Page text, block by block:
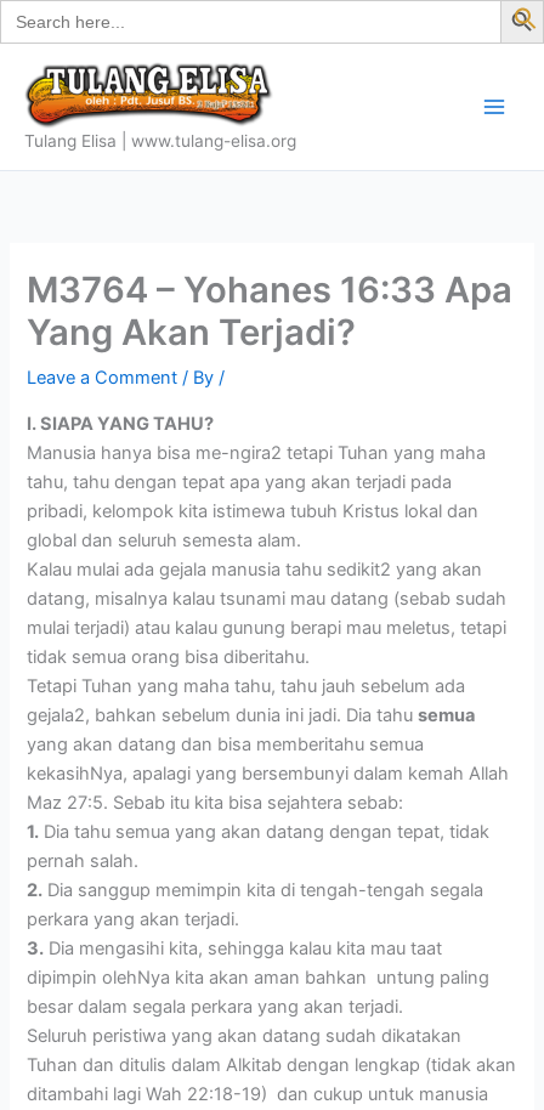
Search
for:
Skip
to
content
Tulang Elisa | www.tulang-elisa.org
M3764 – Yohanes 16:33 Apa
Yang Akan Terjadi?
Leave a Comment / By/
I. SIAPA YANG TAHU?
Manusia hanya bisa me-ngira2 tetapi Tuhan yang maha
tahu, tahu dengan tepat apa yang akan terjadi pada
pribadi, kelompok kita istimewa tubuh Kristus lokal dan
global dan seluruh semesta alam.
Kalau mulai ada gejala manusia tahu sedikit2 yang akan
datang, misalnya kalau tsunami mau datang (sebab sudah
mulai terjadi) atau kalau gunung berapi mau meletus, tetapi
tidak semua orang bisa diberitahu.
Tetapi Tuhan yang maha tahu, tahu jauh sebelum ada
gejala2, bahkan sebelum dunia ini jadi. Dia tahusemua
yang akan datang dan bisa memberitahu semua
kekasihNya, apalagi yang bersembunyi dalam kemah Allah
Maz 27:5. Sebab itu kita bisa sejahtera sebab:
1. Dia tahu semua yang akan datang dengan tepat, tidak
pernah salah.
2. Dia sanggup memimpin kita di tengah-tengah segala
perkara yang akan terjadi.
3. Dia mengasihi kita, sehingga kalau kita mau taat
dipimpin olehNya kita akan aman bahkan untung paling
besar dalam segala perkara yang akan terjadi.
Seluruh peristiwa yang akan datang sudah dikatakan
Tuhan dan ditulis dalam Alkitab dengan lengkap (tidak akan
ditambahi lagi Wah 22:18-19) dan cukup untuk manusia